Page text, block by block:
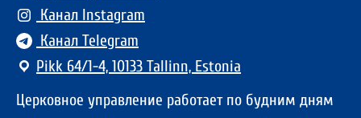
Канал Instagram
Канал Telegram
Pikk 64/1-4, 10133 Tallinn, Estonia
Церковное управление работает по будним дням